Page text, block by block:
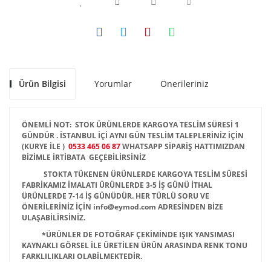
Ürün Bilgisi Yorumlar Önerileriniz
ÖNEMLİ NOT: STOK ÜRÜNLERDE KARGOYA TESLİM SÜRESİ 1
GÜNDÜR . İSTANBUL İÇİ AYNI GÜN TESLİM TALEPLERİNİZ İÇİN
(KURYE İLE ) 0533 465 06 87WHATSAPP SİPARİŞ HATTIMIZDAN
BİZİMLE İRTİBATA GEÇEBİLİRSİNİZ
STOKTA TÜKENEN ÜRÜNLERDE KARGOYA TESLİM SÜRESİ
FABRİKAMIZ İMALATI ÜRÜNLERDE 3-5 İŞ GÜNÜ İTHAL
ÜRÜNLERDE 7-14 İŞ GÜNÜDÜR. HER TÜRLÜ SORU VE
ÖNERİLERİNİZ İÇİN info@eymod.com ADRESİNDEN BİZE
ULAŞABİLİRSİNİZ.
*ÜRÜNLER DE FOTOĞRAF ÇEKİMİNDE IŞIK YANSIMASI
KAYNAKLI GÖRSEL İLE ÜRETİLEN ÜRÜN ARASINDA RENK TONU
FARKLILIKLARI OLABİLMEKTEDİR.